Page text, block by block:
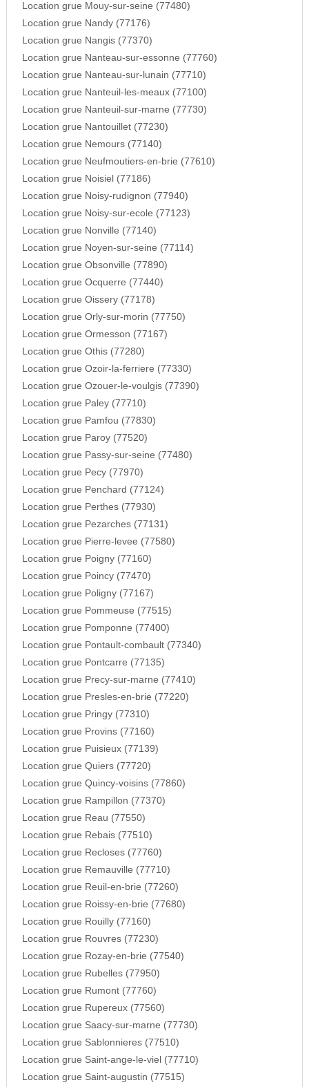
Location grue Mouy-sur-seine (77480)
Location grue Nandy (77176)
Location grue Nangis (77370)
Location grue Nanteau-sur-essonne (77760)
Location grue Nanteau-sur-lunain (77710)
Location grue Nanteuil-les-meaux (77100)
Location grue Nanteuil-sur-marne (77730)
Location grue Nantouillet (77230)
Location grue Nemours (77140)
Location grue Neufmoutiers-en-brie (77610)
Location grue Noisiel (77186)
Location grue Noisy-rudignon (77940)
Location grue Noisy-sur-ecole (77123)
Location grue Nonville (77140)
Location grue Noyen-sur-seine (77114)
Location grue Obsonville (77890)
Location grue Ocquerre (77440)
Location grue Oissery (77178)
Location grue Orly-sur-morin (77750)
Location grue Ormesson (77167)
Location grue Othis (77280)
Location grue Ozoir-la-ferriere (77330)
Location grue Ozouer-le-voulgis (77390)
Location grue Paley (77710)
Location grue Pamfou (77830)
Location grue Paroy (77520)
Location grue Passy-sur-seine (77480)
Location grue Pecy (77970)
Location grue Penchard (77124)
Location grue Perthes (77930)
Location grue Pezarches (77131)
Location grue Pierre-levee (77580)
Location grue Poigny (77160)
Location grue Poincy (77470)
Location grue Poligny (77167)
Location grue Pommeuse (77515)
Location grue Pomponne (77400)
Location grue Pontault-combault (77340)
Location grue Pontcarre (77135)
Location grue Precy-sur-marne (77410)
Location grue Presles-en-brie (77220)
Location grue Pringy (77310)
Location grue Provins (77160)
Location grue Puisieux (77139)
Location grue Quiers (77720)
Location grue Quincy-voisins (77860)
Location grue Rampillon (77370)
Location grue Reau (77550)
Location grue Rebais (77510)
Location grue Recloses (77760)
Location grue Remauville (77710)
Location grue Reuil-en-brie (77260)
Location grue Roissy-en-brie (77680)
Location grue Rouilly (77160)
Location grue Rouvres (77230)
Location grue Rozay-en-brie (77540)
Location grue Rubelles (77950)
Location grue Rumont (77760)
Location grue Rupereux (77560)
Location grue Saacy-sur-marne (77730)
Location grue Sablonnieres (77510)
Location grue Saint-ange-le-viel (77710)
Location grue Saint-augustin (77515)